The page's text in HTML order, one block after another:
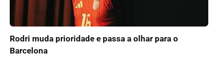
Rodri muda prioridade e passa a olhar para o
Barcelona